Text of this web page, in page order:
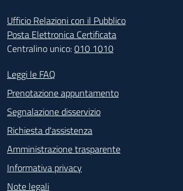
Ufficio Relazioni con il Pubblico
Posta Elettronica Certificata
Centralino unico:010 1010
Footer - Contatti
Leggi le FAQ
Prenotazione appuntamento
Segnalazione disservizio
Richiesta d'assistenza
Amministrazione trasparente
Informativa privacy
Note legali